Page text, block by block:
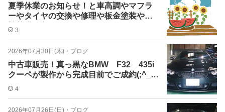
夏季休業のお知らせ！と車高調やマフラ
ーやタイヤの交換や修理や板金塗装や車
検整備と色々やってますｗ
3
2026年07月30日(木) ・ ブログ
中古車販売！真っ黒なBMW F32 435i
クーペが製作から完成目前でご成約(;^_^
A 4
2026年07月26日(日) ・ ブログ